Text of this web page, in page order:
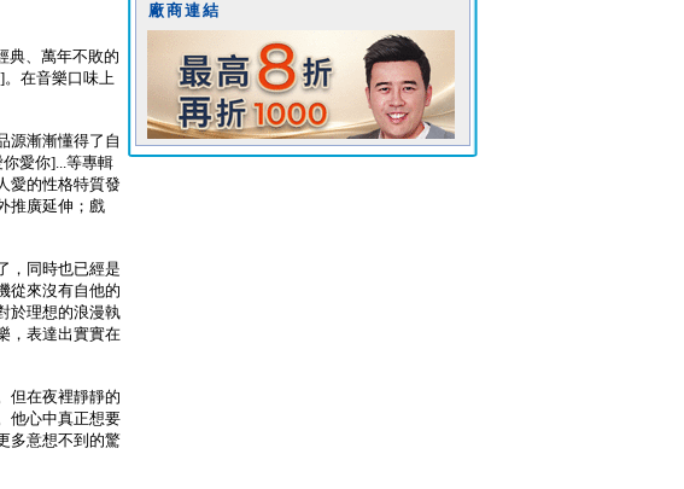
典、萬年不敗的
在音樂口味上
源漸漸懂得了自
愛你]...等專輯
愛的性格特質發
推廣延伸；戲
，同時也已經是
從來沒有自他的
於理想的浪漫執
，表達出實實在
但在夜裡靜靜的
他心中真正想要
多意想不到的驚
廠商連結